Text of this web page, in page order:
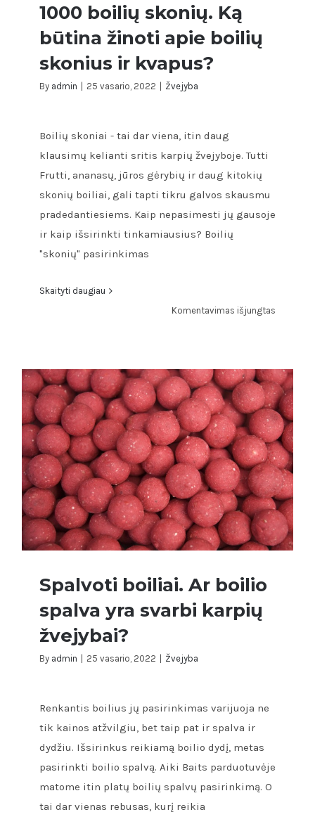
1000 boilių skonių. Ką būtina žinoti apie
1000 boilių skonių. Ką
būtina žinoti apie boilių
skonius ir kvapus?
By admin 25 vasario, 2022 Žvejyba
Boilių skoniai - tai dar viena, itin daug
klausimų kelianti sritis karpių žvejyboje. Tutti
Frutti, ananasų, jūros gėrybių ir daug kitokių
skonių boiliai, gali tapti tikru galvos skausmu
pradedantiesiems. Kaip nepasimesti jų gausoje
ir kaip išsirinkti tinkamiausius? Boilių
"skonių" pasirinkimas
Skaityti daugiau
Komentavimas išjungtas
skonių.
Ką
būtina
žinoti
apie
boilių
skonius
ir
kvapus?
Spalvoti boiliai. Ar boilio spalva yra
Spalvoti boiliai. Ar boilio
spalva yra svarbi karpių
žvejybai?
By admin 25 vasario, 2022 Žvejyba
Renkantis boilius jų pasirinkimas varijuoja ne
tik kainos atžvilgiu, bet taip pat ir spalva ir
dydžiu. Išsirinkus reikiamą boilio dydį, metas
pasirinkti boilio spalvą. Aiki Baits parduotuvėje
matome itin platų boilių spalvų pasirinkimą. O
tai dar vienas rebusas, kurį reikia